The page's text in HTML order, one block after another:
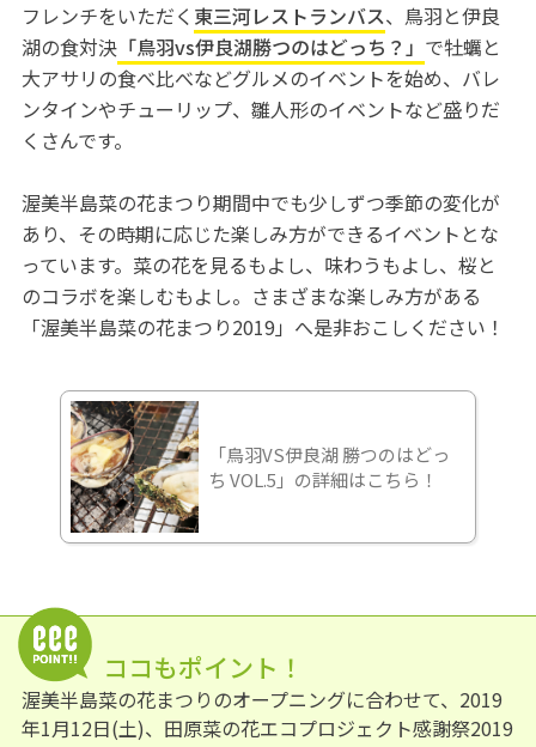
フレンチをいただく 東三河レストランバス、鳥羽と伊良
湖の食対決「鳥羽vs伊良湖勝つのはどっち？」 で牡蠣と
大アサリの食べ比べなどグルメのイベントを始め、バレ
ンタインやチューリップ、雛人形のイベントなど盛りだ
くさんです。
渥美半島菜の花まつり期間中でも少しずつ季節の変化が
あり、その時期に応じた楽しみ方ができるイベントとな
っています。菜の花を見るもよし、味わうもよし、桜と
のコラボを楽しむもよし。さまざまな楽しみ方がある
「渥美半島菜の花まつり2019」へ是非おこしください！
「鳥羽VS伊良湖 勝つのはどっ
ち VOL.5」の詳細はこちら！
ココもポイント！
渥美半島菜の花まつりのオープニングに合わせて、2019
年1月12日(土)、田原菜の花エコプロジェクト感謝祭2019